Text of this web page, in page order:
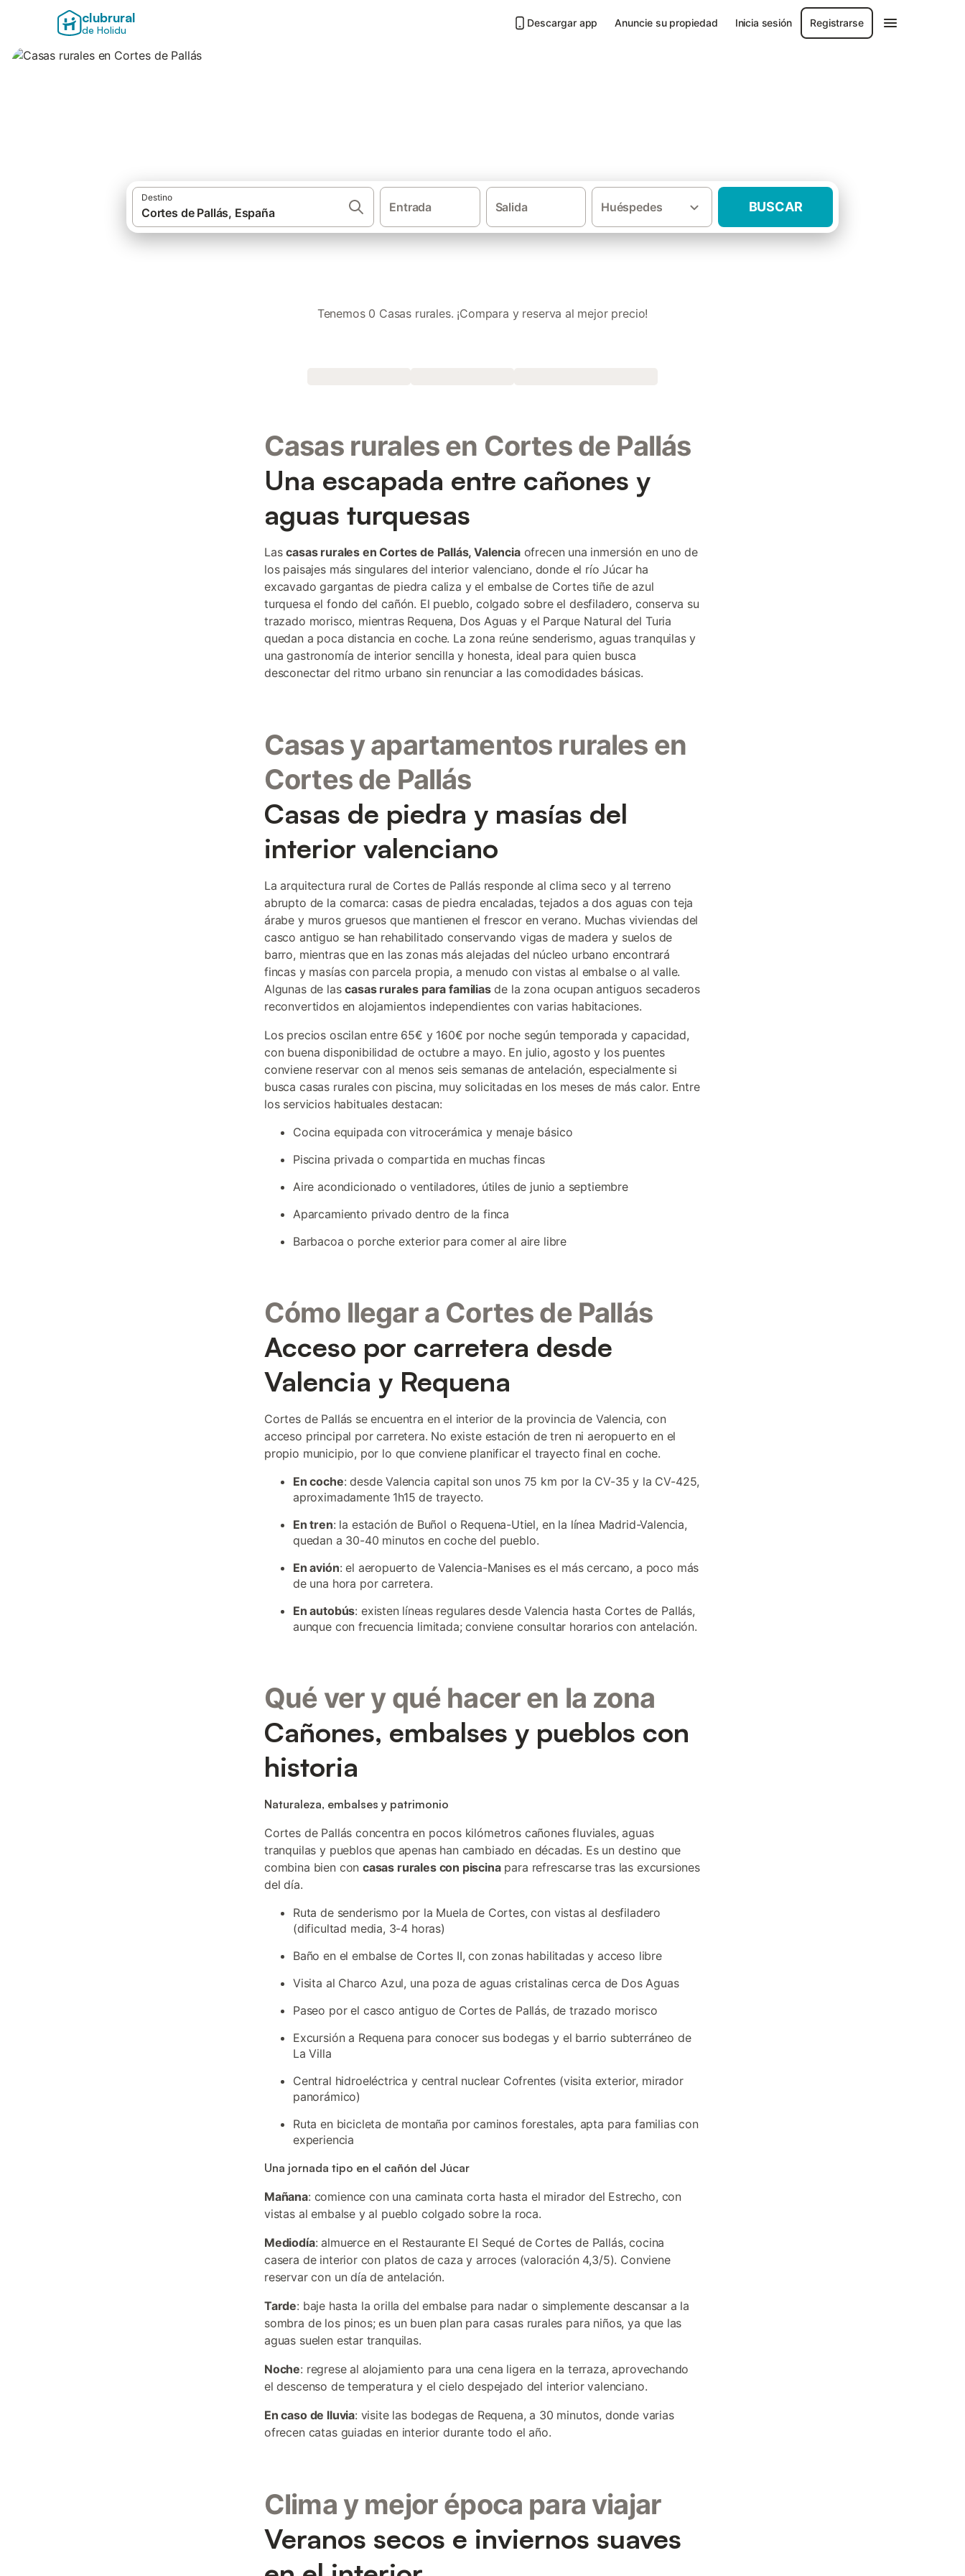
clubrural
de Holidu
Descargar app Anuncie su propiedad Inicia sesión Registrarse
Destino
Entrada Salida Huéspedes BUSCAR
Tenemos 0 Casas rurales. ¡Compara y reserva al mejor precio!
Casas rurales en Cortes de Pallás
Una escapada entre cañones y
aguas turquesas
Lascasas rurales en Cortes de Pallás, Valenciaofrecen una inmersión en uno de
los paisajes más singulares del interior valenciano, donde el río Júcar ha
excavado gargantas de piedra caliza y el embalse de Cortes tiñe de azul
turquesa el fondo del cañón. El pueblo, colgado sobre el desfiladero, conserva su
trazado morisco, mientras Requena, Dos Aguas y el Parque Natural del Turia
quedan a poca distancia en coche. La zona reúne senderismo, aguas tranquilas y
una gastronomía de interior sencilla y honesta, ideal para quien busca
desconectar del ritmo urbano sin renunciar a las comodidades básicas.
Casas y apartamentos rurales en
Cortes de Pallás
Casas de piedra y masías del
interior valenciano
La arquitectura rural de Cortes de Pallás responde al clima seco y al terreno
abrupto de la comarca: casas de piedra encaladas, tejados a dos aguas con teja
árabe y muros gruesos que mantienen el frescor en verano. Muchas viviendas del
casco antiguo se han rehabilitado conservando vigas de madera y suelos de
barro, mientras que en las zonas más alejadas del núcleo urbano encontrará
fincas y masías con parcela propia, a menudo con vistas al embalse o al valle.
Algunas de lascasas rurales para familiasde la zona ocupan antiguos secaderos
reconvertidos en alojamientos independientes con varias habitaciones.
Los precios oscilan entre 65€ y 160€ por noche según temporada y capacidad,
con buena disponibilidad de octubre a mayo. En julio, agosto y los puentes
conviene reservar con al menos seis semanas de antelación, especialmente si
busca casas rurales con piscina, muy solicitadas en los meses de más calor. Entre
los servicios habituales destacan:
Cocina equipada con vitrocerámica y menaje básico
Piscina privada o compartida en muchas fincas
Aire acondicionado o ventiladores, útiles de junio a septiembre
Aparcamiento privado dentro de la finca
Barbacoa o porche exterior para comer al aire libre
Cómo llegar a Cortes de Pallás
Acceso por carretera desde
Valencia y Requena
Cortes de Pallás se encuentra en el interior de la provincia de Valencia, con
acceso principal por carretera. No existe estación de tren ni aeropuerto en el
propio municipio, por lo que conviene planificar el trayecto final en coche.
En coche: desde Valencia capital son unos 75 km por la CV-35 y la CV-425,
aproximadamente 1h15 de trayecto.
En tren: la estación de Buñol o Requena-Utiel, en la línea Madrid-Valencia,
quedan a 30-40 minutos en coche del pueblo.
En avión: el aeropuerto de Valencia-Manises es el más cercano, a poco más
de una hora por carretera.
En autobús: existen líneas regulares desde Valencia hasta Cortes de Pallás,
aunque con frecuencia limitada; conviene consultar horarios con antelación.
Qué ver y qué hacer en la zona
Cañones, embalses y pueblos con
historia
Naturaleza, embalses y patrimonio
Cortes de Pallás concentra en pocos kilómetros cañones fluviales, aguas
tranquilas y pueblos que apenas han cambiado en décadas. Es un destino que
combina bien concasas rurales con piscinapara refrescarse tras las excursiones
del día.
Ruta de senderismo por la Muela de Cortes, con vistas al desfiladero
(dificultad media, 3-4 horas)
Baño en el embalse de Cortes II, con zonas habilitadas y acceso libre
Visita al Charco Azul, una poza de aguas cristalinas cerca de Dos Aguas
Paseo por el casco antiguo de Cortes de Pallás, de trazado morisco
Excursión a Requena para conocer sus bodegas y el barrio subterráneo de
La Villa
Central hidroeléctrica y central nuclear Cofrentes (visita exterior, mirador
panorámico)
Ruta en bicicleta de montaña por caminos forestales, apta para familias con
experiencia
Una jornada tipo en el cañón del Júcar
Mañana: comience con una caminata corta hasta el mirador del Estrecho, con
vistas al embalse y al pueblo colgado sobre la roca.
Mediodía: almuerce en el Restaurante El Sequé de Cortes de Pallás, cocina
casera de interior con platos de caza y arroces (valoración 4,3/5). Conviene
reservar con un día de antelación.
Tarde: baje hasta la orilla del embalse para nadar o simplemente descansar a la
sombra de los pinos; es un buen plan para casas rurales para niños, ya que las
aguas suelen estar tranquilas.
Noche: regrese al alojamiento para una cena ligera en la terraza, aprovechando
el descenso de temperatura y el cielo despejado del interior valenciano.
En caso de lluvia: visite las bodegas de Requena, a 30 minutos, donde varias
ofrecen catas guiadas en interior durante todo el año.
Clima y mejor época para viajar
Veranos secos e inviernos suaves